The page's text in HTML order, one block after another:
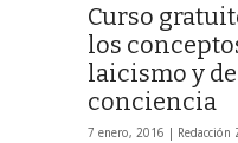
Curso
los
laicismo y
conciencia
7 enero, 2016 | Redacción